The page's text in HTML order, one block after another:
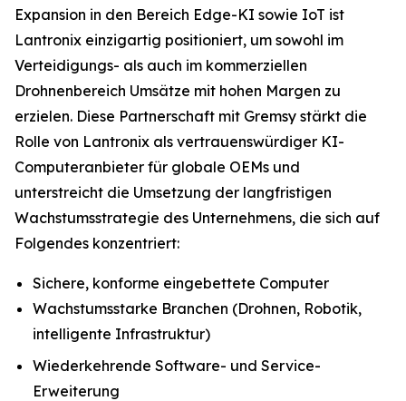
Expansion in den Bereich Edge-KI sowie IoT ist
Lantronix einzigartig positioniert, um sowohl im
Verteidigungs- als auch im kommerziellen
Drohnenbereich Umsätze mit hohen Margen zu
erzielen. Diese Partnerschaft mit Gremsy stärkt die
Rolle von Lantronix als vertrauenswürdiger KI-
Computeranbieter für globale OEMs und
unterstreicht die Umsetzung der langfristigen
Wachstumsstrategie des Unternehmens, die sich auf
Folgendes konzentriert:
Sichere, konforme eingebettete Computer
Wachstumsstarke Branchen (Drohnen, Robotik,
intelligente Infrastruktur)
Wiederkehrende Software- und Service-
Erweiterung